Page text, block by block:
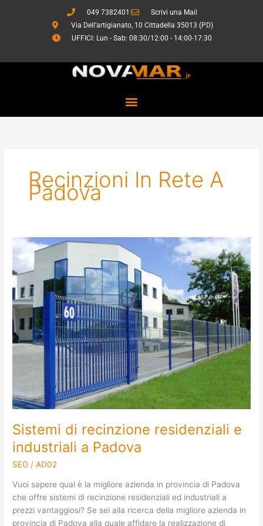
049 7382401
Scrivi una Mail
Via Dell’artigianato, 10 Cittadella 35013 (PD)
UFFICI: Lun - Sab: 08:30/12:00 - 14:00-17:30
Recinzioni In Rete A
Padova
Sistemi di recinzione residenziali e
industriali a Padova
SEO /AD02
Vuoi sapere qual è la migliore azienda in provincia di Padova
che offre sistemi di recinzione residenziali ed industriali a
prezzi vantaggiosi? Se sei alla ricerca della migliore azienda in
provincia di Padova alla quale affidare la realizzazione di
Sistemi
recinzione
residenziali
industriali
a
Padova